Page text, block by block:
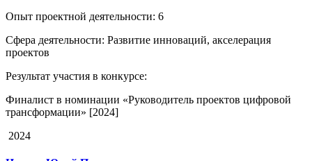
Опыт проектной деятельности: 6
Сфера деятельности: Развитие инноваций, акселерация
проектов
Результат участия в конкурсе:
Финалист в номинации «Руководитель проектов цифровой
трансформации» [2024]
2024